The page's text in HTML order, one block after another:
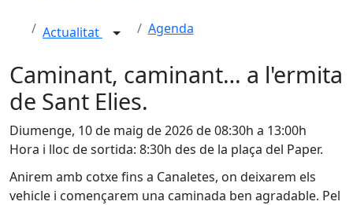
Actualitat Agenda
Caminant, caminant… a l'ermita
de Sant Elies.
Diumenge, 10 de maig de 2026 de 08:30h a 13:00h
Hora i lloc de sortida: 8:30h des de la plaça del Paper.
Anirem amb cotxe fins a Canaletes, on deixarem els
vehicle i començarem una caminada ben agradable. Pel